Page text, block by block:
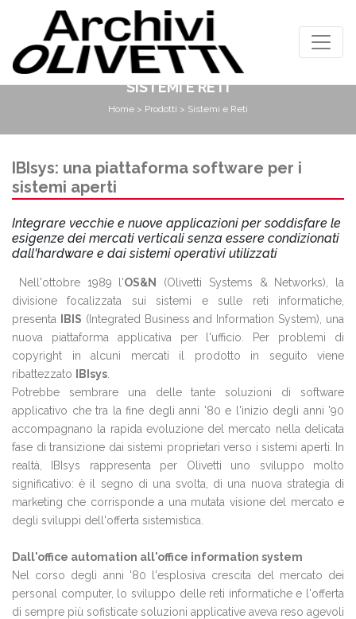
SISTEMI E RETI
Home > Prodotti > Sistemi e Reti
IBIsys: una piattaforma software per i
sistemi aperti
Integrare vecchie e nuove applicazioni per soddisfare le
esigenze dei mercati verticali senza essere condizionati
dall'hardware e dai sistemi operativi utilizzati
Nell'ottobre 1989 l'OS&N
(Olivetti Systems & Networks), la
divisione focalizzata sui sistemi e sulle reti informatiche,
presenta
IBIS (Integrated Business and Information System), una
nuova piattaforma applicativa per l'ufficio. Per problemi di
copyright in alcuni mercati il prodotto in seguito viene
ribattezzato
IBIsys
Potrebbe sembrare una delle tante soluzioni di software
applicativo che tra la fine degli anni '80 e l'inizio degli anni '90
accompagnano la rapida evoluzione del mercato nella delicata
fase di transizione dai sistemi proprietari verso i sistemi aperti. In
realtà, IBIsys rappresenta per Olivetti uno sviluppo molto
significativo: è il segno di una svolta, di una nuova strategia di
marketing che corrisponde a una mutata visione del mercato e
degli sviluppi dell'offerta sistemistica.
Dall'office automation all'office information system
Nel corso degli anni '80 l'esplosiva crescita del mercato dei
personal computer, lo sviluppo delle reti informatiche e l'offerta
di sempre più sofisticate soluzioni applicative aveva reso agevoli